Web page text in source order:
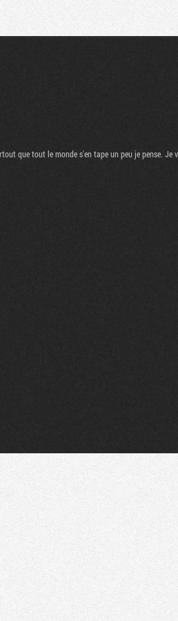
que tout le monde s'en tape un peu je pense. Je